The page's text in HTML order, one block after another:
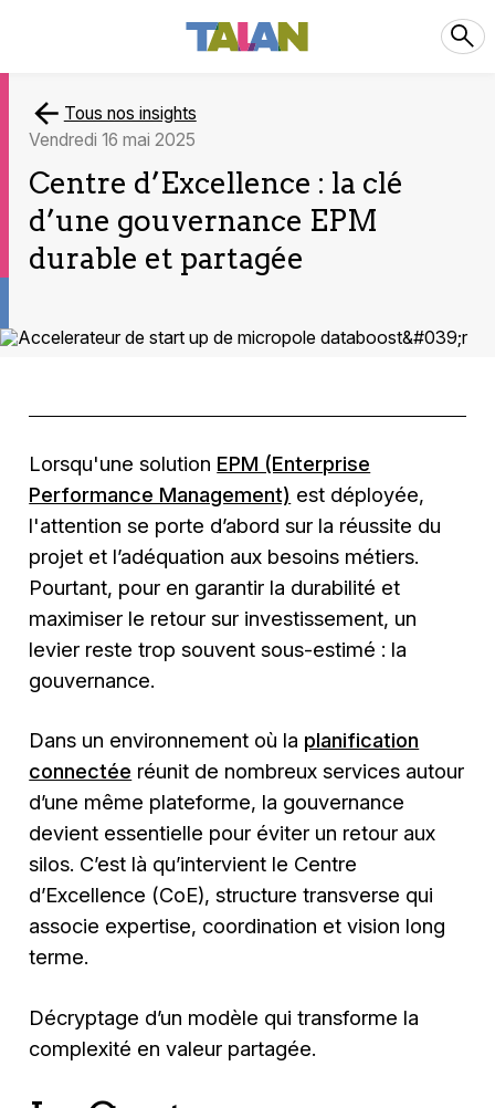
Tous nos insights
vendredi 16 mai 2025
Centre d’Excellence : la clé
d’une gouvernance EPM
durable et partagée
Lorsqu'une solution EPM (Enterprise
Performance Management) est déployée,
l'attention se porte d’abord sur la réussite du
projet et l’adéquation aux besoins métiers.
Pourtant, pour en garantir la durabilité et
maximiser le retour sur investissement, un
levier reste trop souvent sous-estimé : la
gouvernance.
Dans un environnement où la planification
connectée réunit de nombreux services autour
d’une même plateforme, la gouvernance
devient essentielle pour éviter un retour aux
silos. C’est là qu’intervient le Centre
d’Excellence (CoE), structure transverse qui
associe expertise, coordination et vision long
terme.
Décryptage d’un modèle qui transforme la
complexité en valeur partagée.